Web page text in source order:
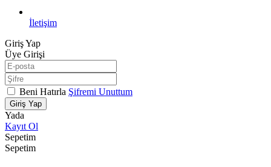
İletişim
Giriş Yap
Üye Girişi
Beni Hatırla Şifremi Unuttum
Giriş Yap
Yada
Kayıt Ol
Sepetim
Sepetim